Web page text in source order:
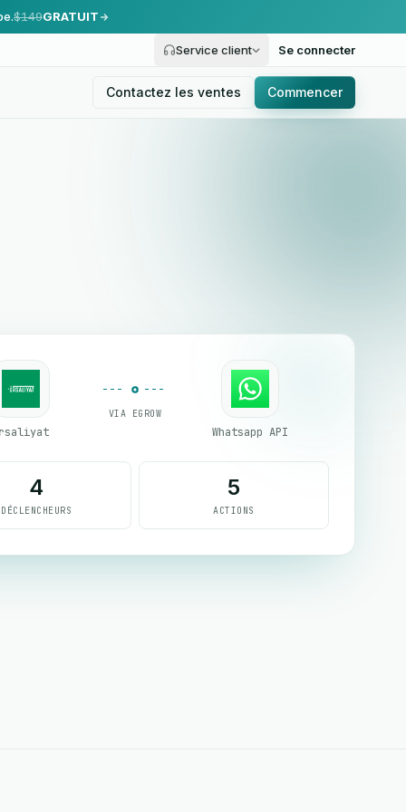
$149GRATUIT
Service client Se connecter
Contactez les ventes Commencer
VIA EGROW
Whatsapp API
4
DÉCLENCHEURS
5
ACTIONS